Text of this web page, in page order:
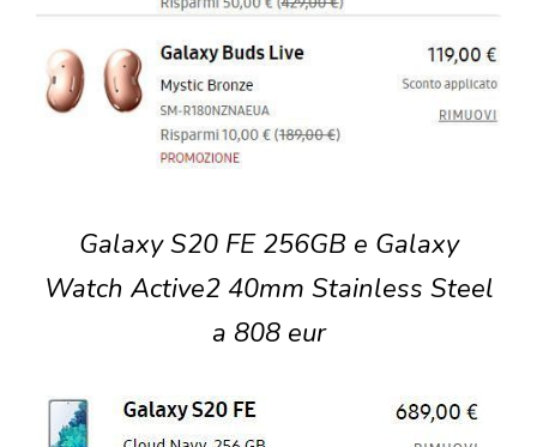
Galaxy S20 FE 256GB e Galaxy
Watch Active2 40mm Stainless Steel
a 808 eur